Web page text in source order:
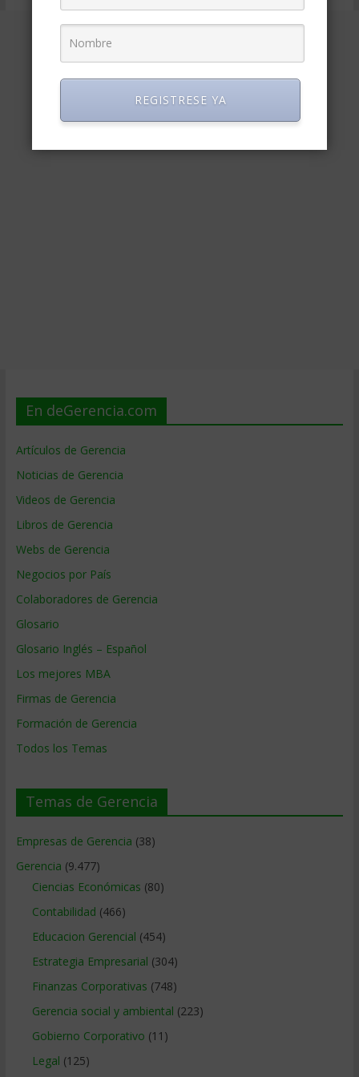
En deGerencia.com
Artículos de Gerencia
Noticias de Gerencia
Videos de Gerencia
Libros de Gerencia
Webs de Gerencia
Negocios por País
Colaboradores de Gerencia
Glosario
Glosario Inglés – Español
Los mejores MBA
Firmas de Gerencia
Formación de Gerencia
Todos los Temas
Temas de Gerencia
Empresas de Gerencia (38)
Gerencia (9.477)
Ciencias Económicas (80)
Contabilidad (466)
Educacion Gerencial (454)
Estrategia Empresarial (304)
Finanzas Corporativas (748)
Gerencia social y ambiental (223)
Gobierno Corporativo (11)
Legal (125)
REGISTRESE YA